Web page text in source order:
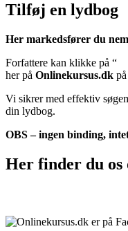
Tilføj en lydbog
Her markedsfører du
Forfattere kan klikke på “
her på Onlinekursus.dk
Vi sikrer med effektiv
din lydbog.
OBS – ingen binding,
Her finder du os